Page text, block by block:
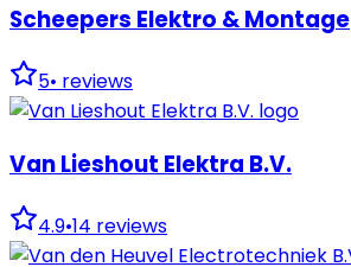
Scheepers Elektro & Montage
5• reviews
Van Lieshout Elektra B.V.
4.9•14 reviews